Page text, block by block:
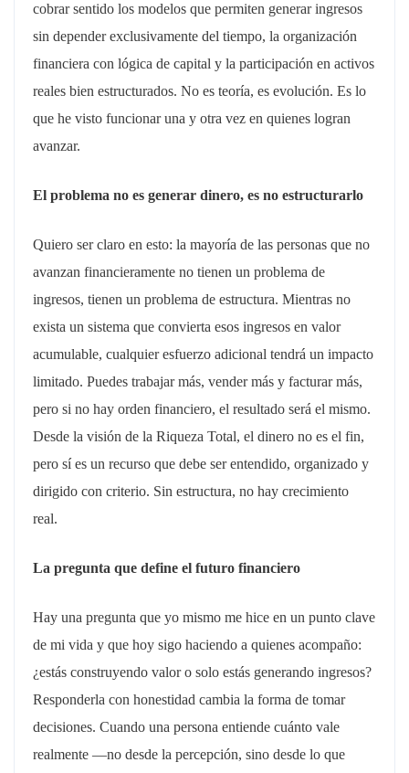
cobrar sentido los modelos que permiten generar ingresos
sin depender exclusivamente del tiempo, la organización
financiera con lógica de capital y la participación en activos
reales bien estructurados. No es teoría, es evolución. Es lo
que he visto funcionar una y otra vez en quienes logran
avanzar.
El problema no es generar dinero, es no estructurarlo
Quiero ser claro en esto: la mayoría de las personas que no
avanzan financieramente no tienen un problema de
ingresos, tienen un problema de estructura. Mientras no
exista un sistema que convierta esos ingresos en valor
acumulable, cualquier esfuerzo adicional tendrá un impacto
limitado. Puedes trabajar más, vender más y facturar más,
pero si no hay orden financiero, el resultado será el mismo.
Desde la visión de la Riqueza Total, el dinero no es el fin,
pero sí es un recurso que debe ser entendido, organizado y
dirigido con criterio. Sin estructura, no hay crecimiento
real.
La pregunta que define el futuro financiero
Hay una pregunta que yo mismo me hice en un punto clave
de mi vida y que hoy sigo haciendo a quienes acompaño:
¿estás construyendo valor o solo estás generando ingresos?
Responderla con honestidad cambia la forma de tomar
decisiones. Cuando una persona entiende cuánto vale
realmente —no desde la percepción, sino desde lo que